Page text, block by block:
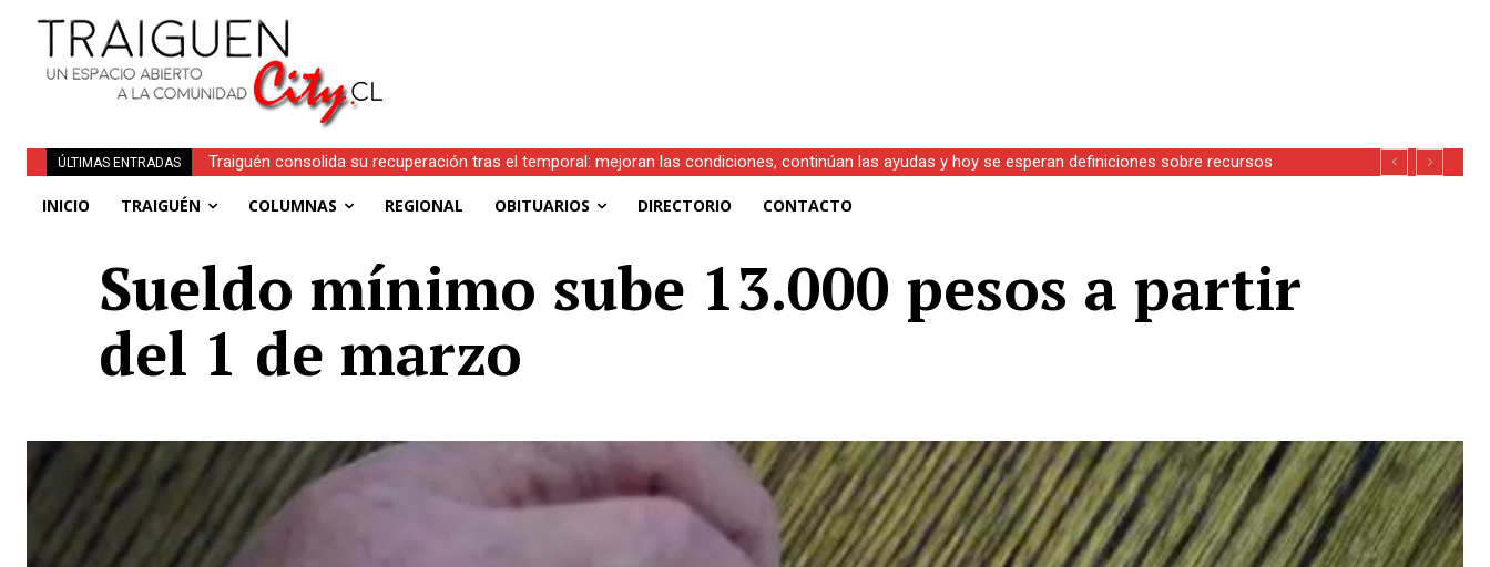
ÚLTIMAS ENTRADAS
Traiguén consolida su recuperación tras el temporal: mejoran las condiciones, continúan las ayudas y hoy se esperan definiciones sobre recursos
INICIO TRAIGUÉN COLUMNAS REGIONAL OBITUARIOS DIRECTORIO CONTACTO
Sueldo mínimo sube 13.000 pesos a partir
del 1 de marzo